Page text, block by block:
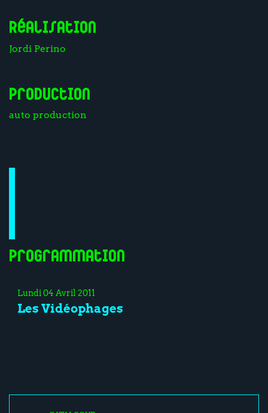
Réalisation
Jordi Perino
Production
auto production
Programmation
Lundi 04 Avril 2011
Les Vidéophages